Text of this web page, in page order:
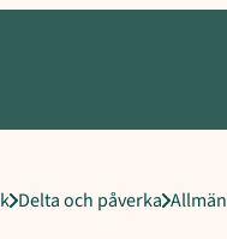
Delta och påverka